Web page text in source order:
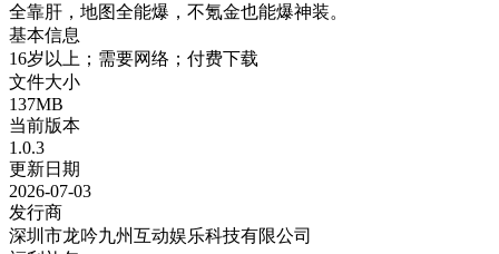
全靠肝，地图全能爆，不氪金也能爆神装。
基本信息
16岁以上；需要网络；付费下载
文件大小
137MB
当前版本
1.0.3
更新日期
2026-07-03
发行商
深圳市龙吟九州互动娱乐科技有限公司